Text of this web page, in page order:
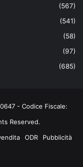
(567)
(541)
(58)
(97)
(685)
- Codice Fiscale:
Reserved.
ODR
Pubblicità